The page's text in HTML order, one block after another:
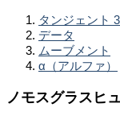
タンジェント
データ
ムーブメント
α（アルファ）
ノモスグラスヒ